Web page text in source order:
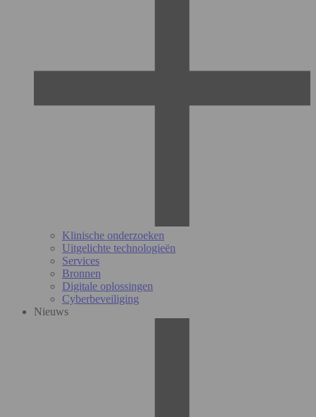
Klinische onderzoeken
Uitgelichte technologieën
Services
Bronnen
Digitale oplossingen
Cyberbeveiliging
Nieuws